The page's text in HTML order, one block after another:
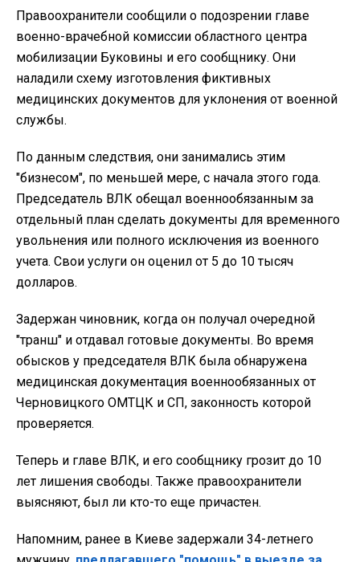
Правоохранители сообщили о подозрении главе
военно-врачебной комиссии областного центра
мобилизации Буковины и его сообщнику. Они
наладили схему изготовления фиктивных
медицинских документов для уклонения от военной
службы.
По данным следствия, они занимались этим
"бизнесом", по меньшей мере, с начала этого года.
Председатель ВЛК обещал военнообязанным за
отдельный план сделать документы для временного
увольнения или полного исключения из военного
учета. Свои услуги он оценил от 5 до 10 тысяч
долларов.
Задержан чиновник, когда он получал очередной
"транш" и отдавал готовые документы. Во время
обысков у председателя ВЛК была обнаружена
медицинская документация военнообязанных от
Черновицкого ОМТЦК и СП, законность которой
проверяется.
Теперь и главе ВЛК, и его сообщнику грозит до 10
лет лишения свободы. Также правоохранители
выясняют, был ли кто-то еще причастен.
Напомним, ранее в Киеве задержали 34-летнего